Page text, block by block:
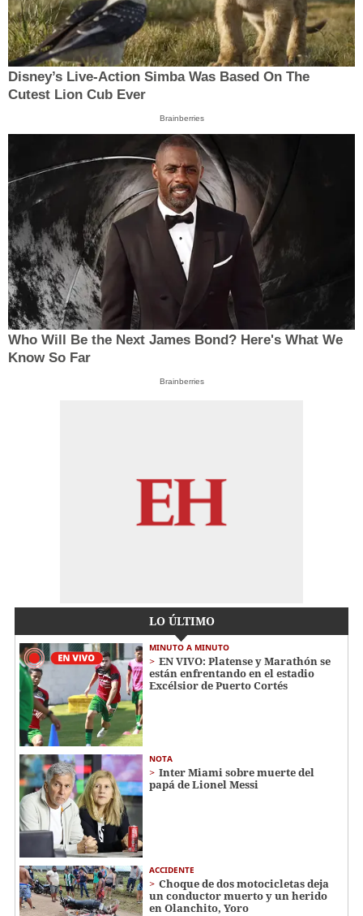
Disney’s Live-Action Simba Was Based On The
Cutest Lion Cub Ever
Brainberries
Who Will Be the Next James Bond? Here's What We
Know So Far
Brainberries
LO ÚLTIMO
MINUTO A MINUTO
EN VIVO: Platense y Marathón se
están enfrentando en el estadio
Excélsior de Puerto Cortés
NOTA
Inter Miami sobre muerte del
papá de Lionel Messi
ACCIDENTE
Choque de dos motocicletas deja
un conductor muerto y un herido
en Olanchito, Yoro